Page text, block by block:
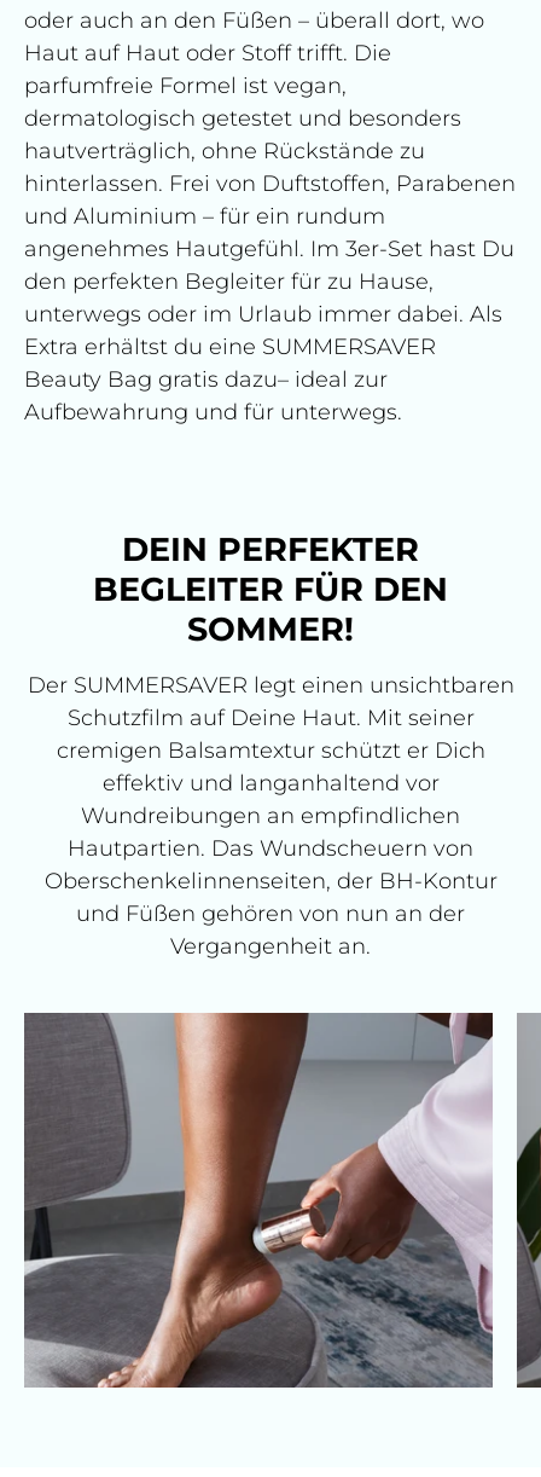
oder auch an den Füßen – überall dort, wo
Haut auf Haut oder Stoff trifft. Die
parfumfreie Formel ist vegan,
dermatologisch getestet und besonders
hautverträglich, ohne Rückstände zu
hinterlassen. Frei von Duftstoffen, Parabenen
und Aluminium – für ein rundum
angenehmes Hautgefühl. Im 3er-Set hast Du
den perfekten Begleiter für zu Hause,
unterwegs oder im Urlaub immer dabei. Als
Extra erhältst du eine SUMMERSAVER
Beauty Bag gratis dazu– ideal zur
Aufbewahrung und für unterwegs.
DEIN PERFEKTER
BEGLEITER FÜR DEN
SOMMER!
Der SUMMERSAVER legt einen unsichtbaren
Schutzfilm auf Deine Haut. Mit seiner
cremigen Balsamtextur schützt er Dich
effektiv und langanhaltend vor
Wundreibungen an empfindlichen
Hautpartien. Das Wundscheuern von
Oberschenkelinnenseiten, der BH-Kontur
und Füßen gehören von nun an der
Vergangenheit an.